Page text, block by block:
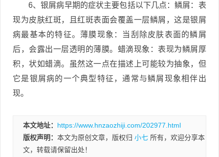
6、银屑病早期的症状主要包括以下几点：鳞屑：表
现为皮肤红斑，且红斑表面会覆盖一层鳞屑，这是银屑
病最基本的特征。薄膜现象：当刮除皮肤表面的鳞屑
后，会露出一层透明的薄膜。蜡滴现象：表现为鳞屑厚
积，状如蜡滴。虽然这一点在描述上可能较为抽象，但
它是银屑病的一个典型特征，通常与鳞屑现象相伴出
现。
本文地址： https://www.hnzaozhiji.com/202977.html
版权声明： 本文为原创文章，版权归 小七 所有，欢迎分享本
文，转载请保留出处！